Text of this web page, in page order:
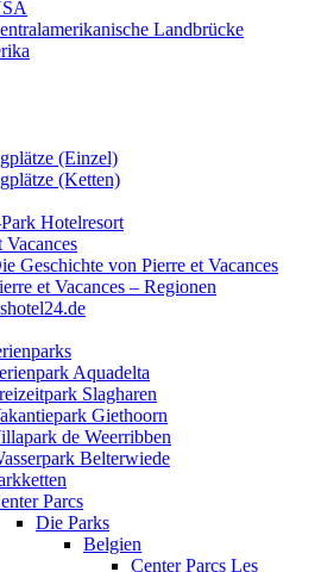
Landbrücke
(Einzel)
(Ketten)
Hotelresort
Vacances
Geschichte von Pierre et Vacances
et Vacances – Regionen
Aquadelta
Slagharen
Giethoorn
de Weerribben
Belterwiede
Parcs
Die Parks
Belgien
Center Parcs Les